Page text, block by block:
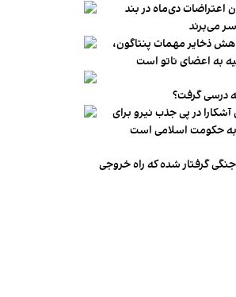
اعتراضات دی‌ماه در بند
سر می‌برند
ذخایر مهمات پنتاگون،
به اعضای ناتو‌ است
درسی گرفت؟
در پی جذب نیرو برای
به حکومت اسلامی است
گرفتار شده که راه خروجی